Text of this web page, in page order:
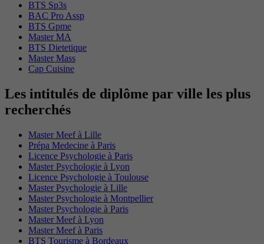
BTS Sp3s
BAC Pro Assp
BTS Gpme
Master MA
BTS Dietetique
Master Mass
Cap Cuisine
Les intitulés de diplôme par ville les plus
recherchés
Master Meef à Lille
Prépa Medecine à Paris
Licence Psychologie à Paris
Master Psychologie à Lyon
Licence Psychologie à Toulouse
Master Psychologie à Lille
Master Psychologie à Montpellier
Master Psychologie à Paris
Master Meef à Lyon
Master Meef à Paris
BTS Tourisme à Bordeaux